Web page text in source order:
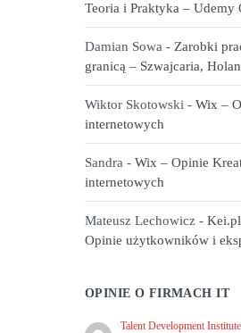
Teoria i Praktyka – Udemy
Damian Sowa - Zarobki
granicą – Szwajcaria,
Wiktor Skotowski - Wix –
internetowych
Sandra - Wix – Opinie
internetowych
Mateusz Lechowicz -
Opinie użytkowników i
OPINIE O FIRMACH IT
Talent Development